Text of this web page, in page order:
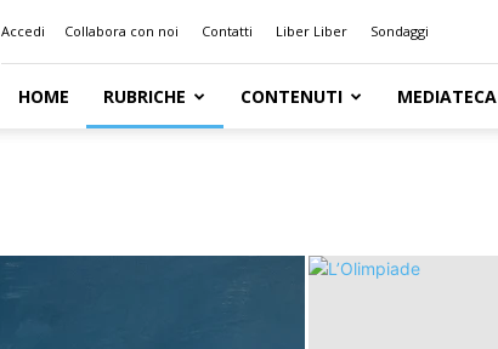
Accedi Collabora con noi Contatti Liber Liber Sondaggi
HOME RUBRICHE CONTENUTI MEDIATECA